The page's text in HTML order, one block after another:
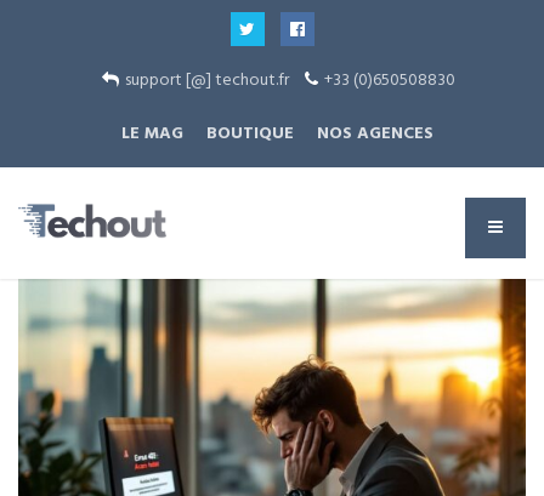
support [@] techout.fr
+33 (0)650508830
LE MAG
BOUTIQUE NOS AGENCES